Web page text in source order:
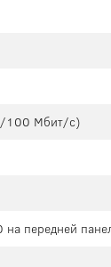
100 Мбит/с)
на передней